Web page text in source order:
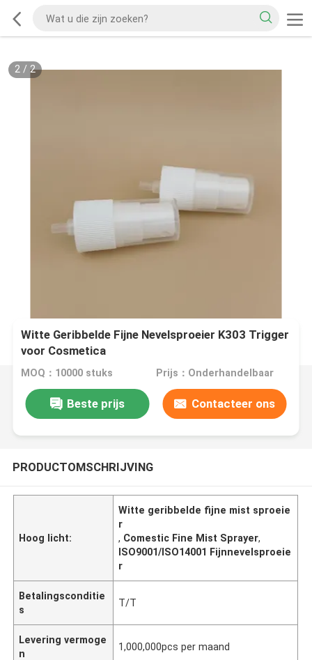
2/ 2
Witte Geribbelde Fijne Nevelsproeier K303 Trigger
voor Cosmetica
MOQ：10000 stuks Prijs：Onderhandelbaar
Beste prijs Contacteer ons
PRODUCTOMSCHRIJVING
Hoog licht:
Witte geribbelde fijne mist sproeie
r
, Comestic Fine Mist Sprayer,
ISO9001/ISO14001 Fijnnevelsproeie
r
Betalingsconditie
s
T/T
Levering vermoge
n
1,000,000pcs per maand